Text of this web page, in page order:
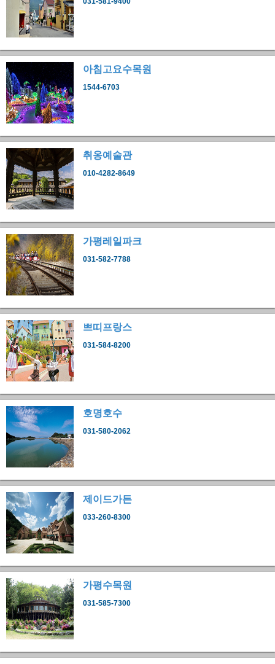
아침고요수목원
1544-6703
취옹예술관
010-4282-8649
가평레일파크
031-582-7788
쁘띠프랑스
031-584-8200
호명호수
031-580-2062
제이드가든
033-260-8300
가평수목원
031-585-7300